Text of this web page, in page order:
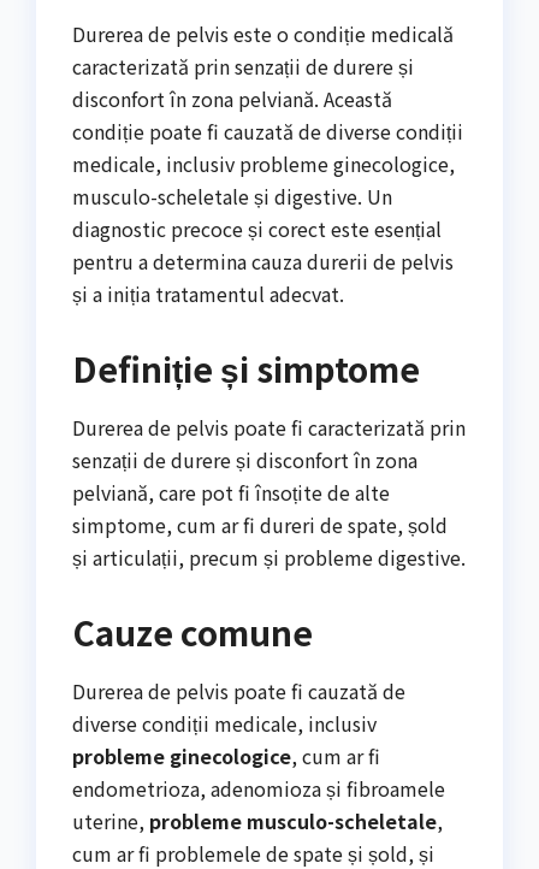
Durerea de pelvis este o condiție medicală
caracterizată prin senzații de durere și
disconfort în zona pelviană. Această
condiție poate fi cauzată de diverse condiții
medicale, inclusiv probleme ginecologice,
musculo-scheletale și digestive. Un
diagnostic precoce și corect este esențial
pentru a determina cauza durerii de pelvis
și a iniția tratamentul adecvat.
Definiție și simptome
Durerea de pelvis poate fi caracterizată prin
senzații de durere și disconfort în zona
pelviană, care pot fi însoțite de alte
simptome, cum ar fi dureri de spate, șold
și articulații, precum și probleme digestive.
Cauze comune
Durerea de pelvis poate fi cauzată de
diverse condiții medicale, inclusiv
probleme ginecologice, cum ar fi
endometrioza, adenomioza și fibroamele
uterine, probleme musculo-scheletale,
cum ar fi problemele de spate și șold, și